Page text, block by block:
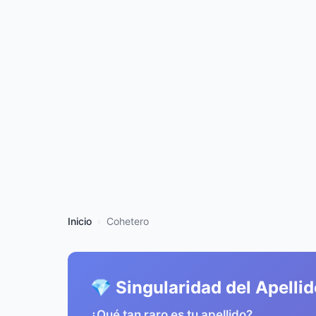
Inicio Cohetero
💎 Singularidad del